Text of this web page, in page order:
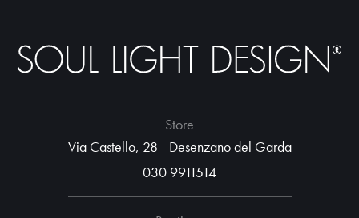
Store
Via Castello, 28 - Desenzano del Garda
030 9911514